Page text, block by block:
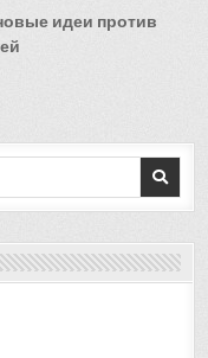
идеи против